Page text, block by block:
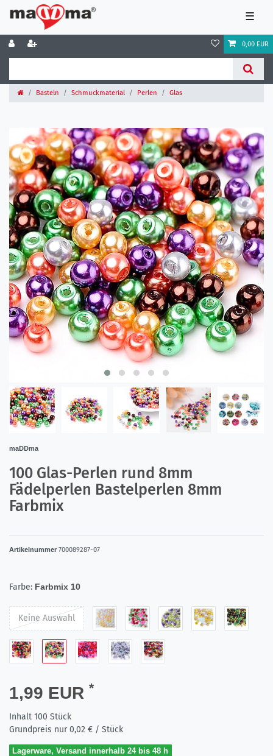
☰
0,00 EUR
Basteln Schmuckmaterial Perlen Glas
maDDma
100 Glas-Perlen rund 8mm
Fädelperlen Bastelperlen 8mm
Farbmix
Artikelnummer 700089287-07
Farbe: Farbmix 10
Keine Auswahl
1,99 EUR *
Inhalt 100 Stück
Grundpreis nur0,02 € / Stück
Lagerware, Versand innerhalb 24 bis 48 h